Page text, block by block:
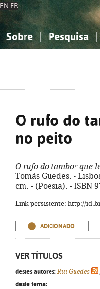
EN FR
Sobre Pesquisa
O rufo do
no peito
O rufo do tambor que
Tomás Guedes. -
cm. - (Poesia). - ISBN
Link persistente: http://
ADICIONADO
VER TÍTULOS
destes autores: Rui Guedes
deste tema: